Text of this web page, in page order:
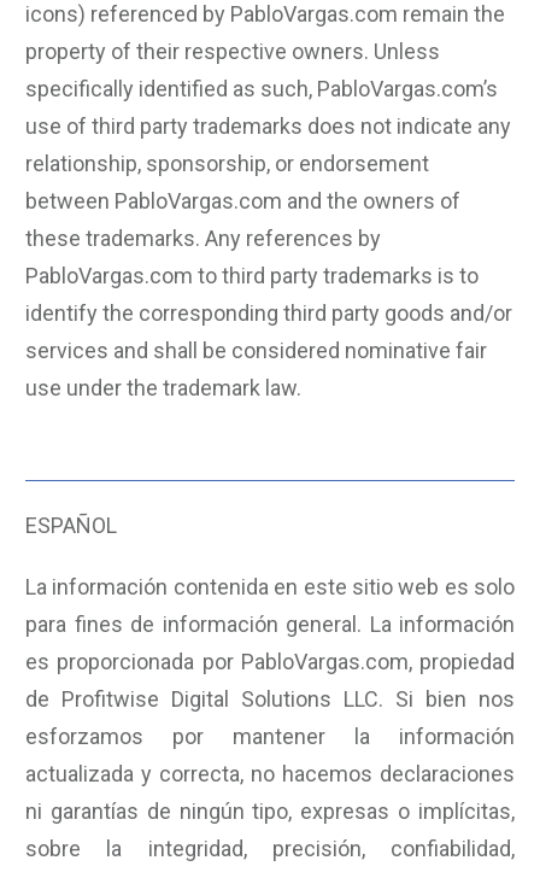
icons) referenced by PabloVargas.com remain the
property of their respective owners. Unless
specifically identified as such, PabloVargas.com’s
use of third party trademarks does not indicate any
relationship, sponsorship, or endorsement
between PabloVargas.com and the owners of
these trademarks. Any references by
PabloVargas.com to third party trademarks is to
identify the corresponding third party goods and/or
services and shall be considered nominative fair
use under the trademark law.
ESPAÑOL
La información contenida en este sitio web es solo
para fines de información general. La información
es proporcionada por PabloVargas.com, propiedad
de Profitwise Digital Solutions LLC. Si bien nos
esforzamos por mantener la información
actualizada y correcta, no hacemos declaraciones
ni garantías de ningún tipo, expresas o implícitas,
sobre la integridad, precisión, confiabilidad,